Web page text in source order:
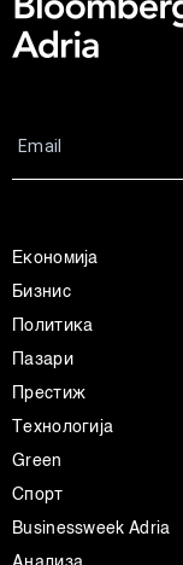
Економија
Бизнис
Политика
Пазари
Престиж
Технологија
Green
Спорт
Businessweek Adria